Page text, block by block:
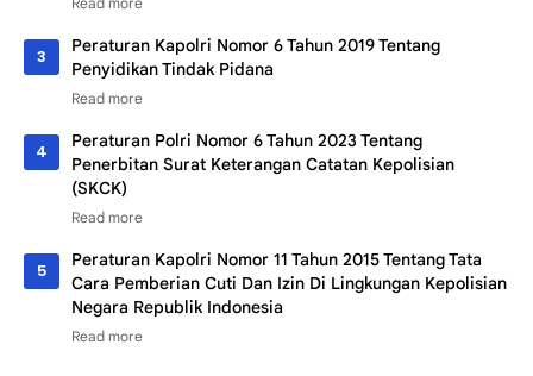
Peraturan Kapolri Nomor 6 Tahun 2019 Tentang
Penyidikan Tindak Pidana
Peraturan Polri Nomor 6 Tahun 2023 Tentang
Penerbitan Surat Keterangan Catatan Kepolisian
(SKCK)
Peraturan Kapolri Nomor 11 Tahun 2015 Tentang Tata
Cara Pemberian Cuti Dan Izin Di Lingkungan Kepolisian
Negara Republik Indonesia